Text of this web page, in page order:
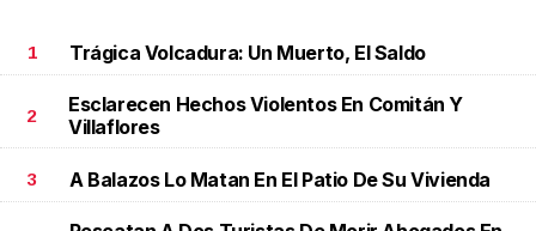
1 Trágica Volcadura: Un Muerto, El Saldo
2
Esclarecen Hechos Violentos En Comitán Y
Villaflores
3 A Balazos Lo Matan En El Patio De Su Vivienda